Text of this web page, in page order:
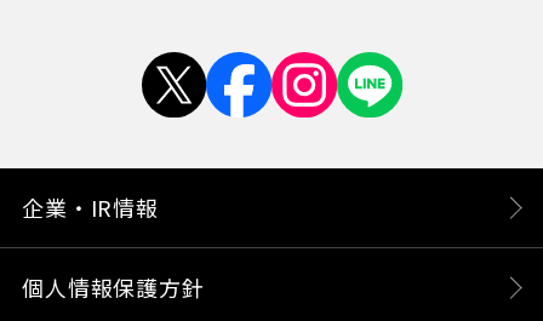
企業・IR情報
個人情報保護方針